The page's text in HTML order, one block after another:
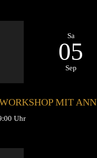
Sa
05
Sep
MIT
Uhr